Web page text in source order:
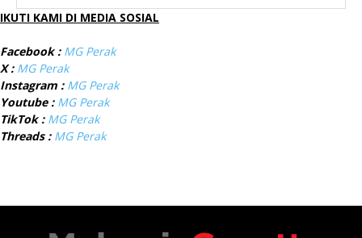
IKUTI KAMI DI MEDIA SOSIAL
Facebook : MG Perak
X : MG Perak
Instagram : MG Perak
Youtube : MG Perak
TikTok : MG Perak
Threads : MG Perak